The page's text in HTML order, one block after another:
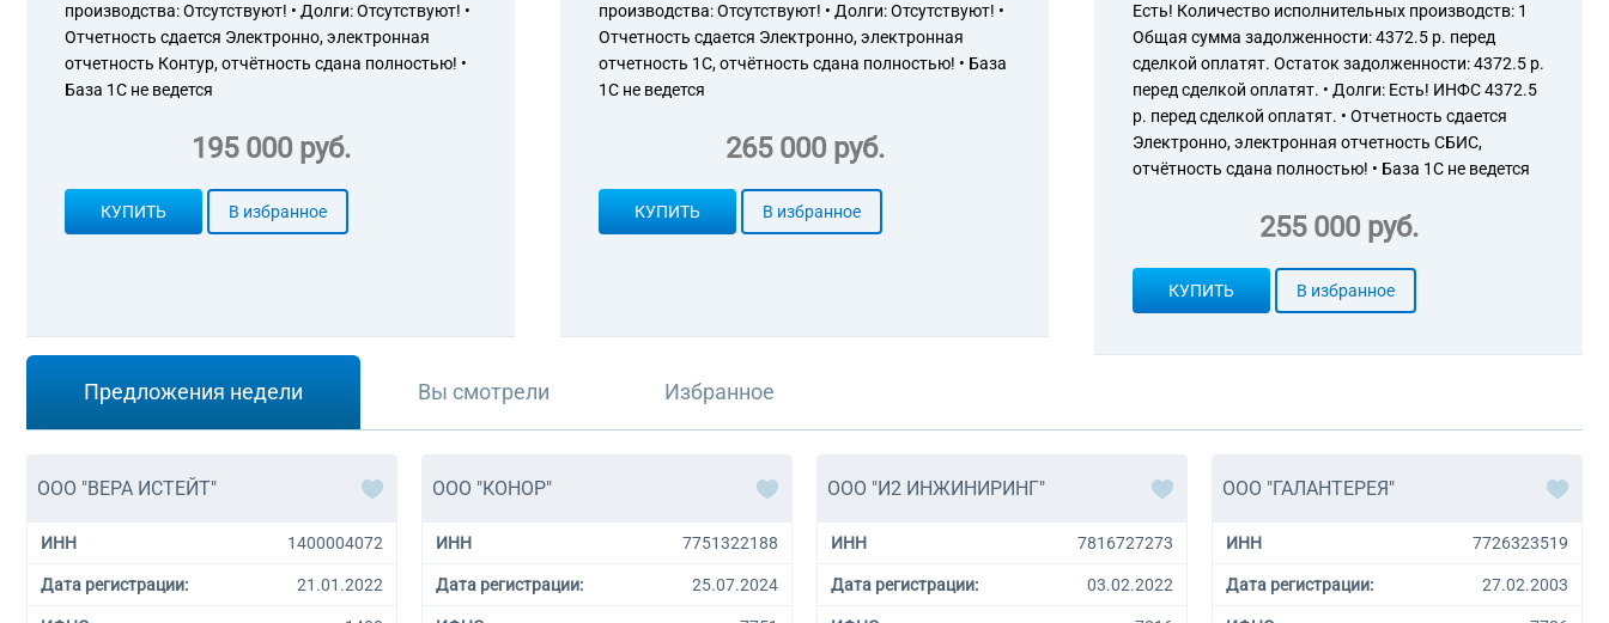
производства: Отсутствуют! • Долги: Отсутствуют! •
Отчетность сдается Электронно, электронная
отчетность Контур, отчётность сдана полностью! •
База 1С не ведется
195 000 руб.
КУПИТЬ В избранное
производства: Отсутствуют! • Долги: Отсутствуют! •
Отчетность сдается Электронно, электронная
отчетность 1С, отчётность сдана полностью! • База
1С не ведется
265 000 руб.
КУПИТЬ В избранное
Есть! Количество исполнительных производств: 1
Общая сумма задолженности: 4372.5 р. перед
сделкой оплатят. Остаток задолженности: 4372.5 р.
перед сделкой оплатят. • Долги: Есть! ИНФС 4372.5
р. перед сделкой оплатят. • Отчетность сдается
Электронно, электронная отчетность СБИС,
отчётность сдана полностью! • База 1С не ведется
255 000 руб.
КУПИТЬ В избранное
Предложения недели Вы смотрели Избранное
ООО "ВЕРА ИСТЕЙТ"
ИНН 1400004072
Дата регистрации: 21.01.2022
ООО "КОНОР"
ИНН 7751322188
Дата регистрации: 25.07.2024
ООО "И2 ИНЖИНИРИНГ"
ИНН 7816727273
Дата регистрации: 03.02.2022
ООО "ГАЛАНТЕРЕЯ"
ИНН 7726323519
Дата регистрации: 27.02.2003